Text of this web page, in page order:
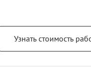
Узнать стоимость